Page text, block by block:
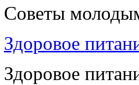
Советы
Здоровое
Здоровое